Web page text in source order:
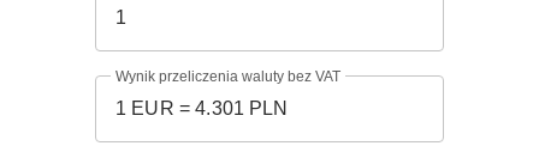
Wynik przeliczenia waluty bez VAT